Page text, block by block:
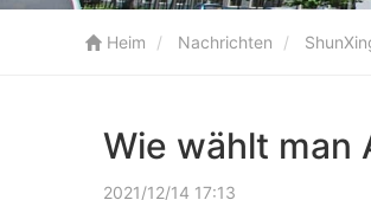
Heim Nachrichten
Wie wählt man
2021/12/14 17:13